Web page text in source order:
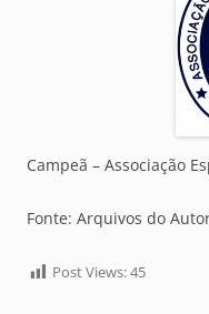
Campeã – Associação
Fonte: Arquivos do
Post Views:45